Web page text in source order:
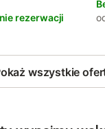
rezerwacji
wszystkie